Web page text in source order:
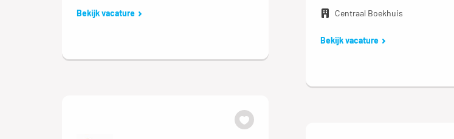
Bekijk vacature
Centraal Boekhuis
Bekijk vacature